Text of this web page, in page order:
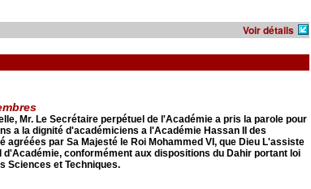
Voir détails
Mr. Le Secrétaire perpétuel de l'Académie a pris la parole pour
a la dignité d'académiciens a l'Académie Hassan II des
agréées par Sa Majesté le Roi Mohammed VI, que Dieu L'assiste
conformément aux dispositions du Dahir portant loi
Sciences et Techniques.